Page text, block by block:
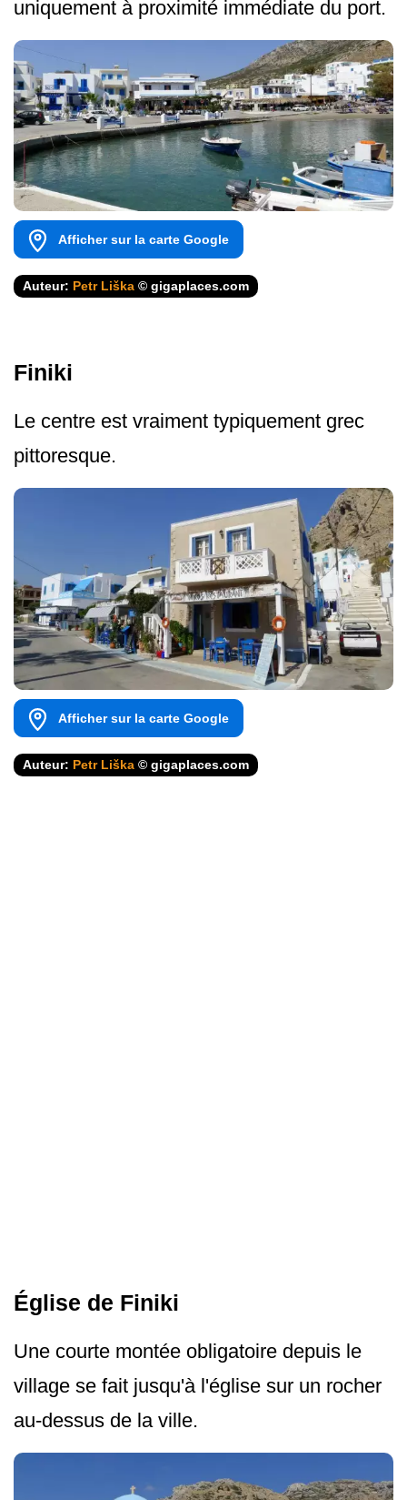
uniquement à proximité immédiate du port.
Afficher sur la carte Google
Auteur: Petr Liška © gigaplaces.com
Finiki
Le centre est vraiment typiquement grec
pittoresque.
Afficher sur la carte Google
Auteur: Petr Liška © gigaplaces.com
Église de Finiki
Une courte montée obligatoire depuis le
village se fait jusqu'à l'église sur un rocher
au-dessus de la ville.